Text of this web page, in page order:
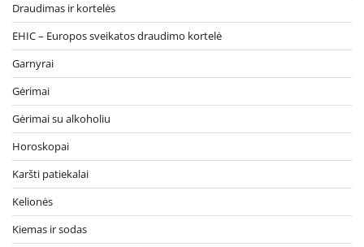
Draudimas ir kortelės
EHIC – Europos sveikatos draudimo kortelė
Garnyrai
Gėrimai
Gėrimai su alkoholiu
Horoskopai
Karšti patiekalai
Kelionės
Kiemas ir sodas